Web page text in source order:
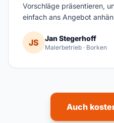
Vorschläge präsentieren,
einfach ans Angebot
JS Jan Stegerhoff
Malerbetrieb · Borken
Auch